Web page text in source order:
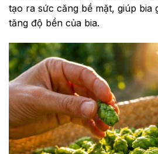
tạo ra sức căng bề mặt, giúp bia
tăng độ bền của bia.